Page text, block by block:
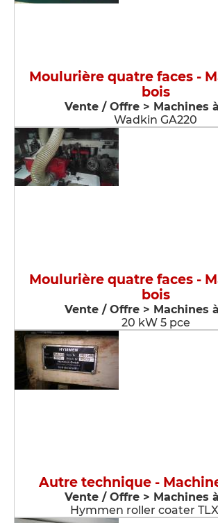
Moulurière quatre faces -
bois
Vente / Offre > Machines
Wadkin GA220
Moulurière quatre faces -
bois
Vente / Offre > Machines
20 kW 5 pce
Autre technique -
Vente / Offre > Machines
Hymmen roller coater